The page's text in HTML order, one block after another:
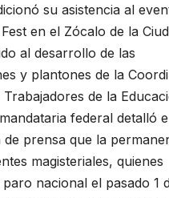
su asistencia al
en el Zócalo de la
al desarrollo de las
y plantones de la
de la
federal detalló
prensa que la
magisteriales, quienes
nacional el pasado 1